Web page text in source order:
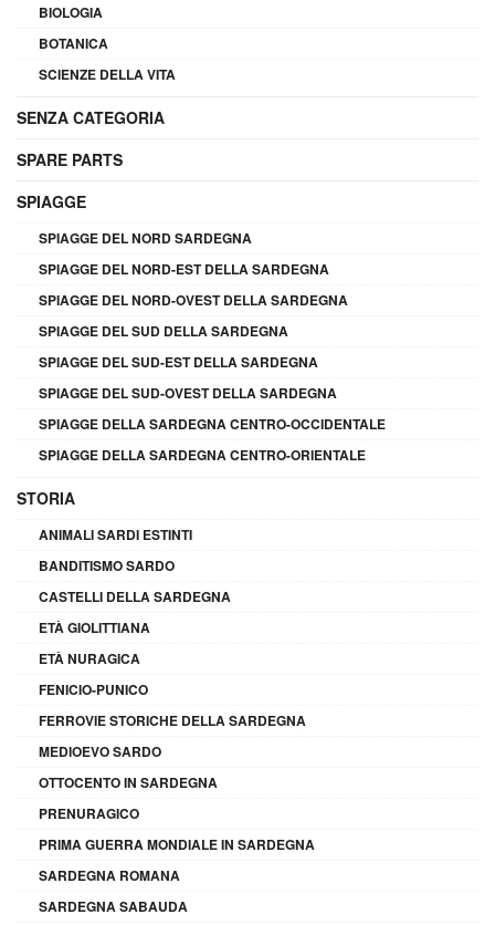
BIOLOGIA
BOTANICA
SCIENZE DELLA VITA
SENZA CATEGORIA
SPARE PARTS
SPIAGGE
SPIAGGE DEL NORD SARDEGNA
SPIAGGE DEL NORD-EST DELLA SARDEGNA
SPIAGGE DEL NORD-OVEST DELLA SARDEGNA
SPIAGGE DEL SUD DELLA SARDEGNA
SPIAGGE DEL SUD-EST DELLA SARDEGNA
SPIAGGE DEL SUD-OVEST DELLA SARDEGNA
SPIAGGE DELLA SARDEGNA CENTRO-OCCIDENTALE
SPIAGGE DELLA SARDEGNA CENTRO-ORIENTALE
STORIA
ANIMALI SARDI ESTINTI
BANDITISMO SARDO
CASTELLI DELLA SARDEGNA
ETÀ GIOLITTIANA
ETÀ NURAGICA
FENICIO-PUNICO
FERROVIE STORICHE DELLA SARDEGNA
MEDIOEVO SARDO
OTTOCENTO IN SARDEGNA
PRENURAGICO
PRIMA GUERRA MONDIALE IN SARDEGNA
SARDEGNA ROMANA
SARDEGNA SABAUDA